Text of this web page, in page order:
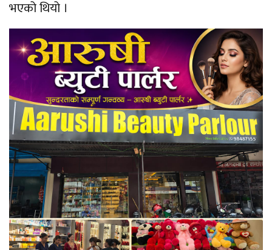
भएको थियो ।